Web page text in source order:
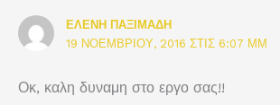
ΕΛΕΝΗ ΠΑΞΙΜΑΔΗ
19 ΝΟΕΜΒΡΊΟΥ, 2016 ΣΤΙΣ 6:07 ΜΜ
Οκ, καλη δυναμη στο εργο σας!!